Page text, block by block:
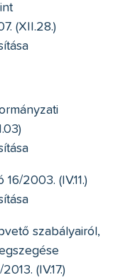
(XII.28.)
2003. (IV.11.)
szabályairól,
(IV.17.)